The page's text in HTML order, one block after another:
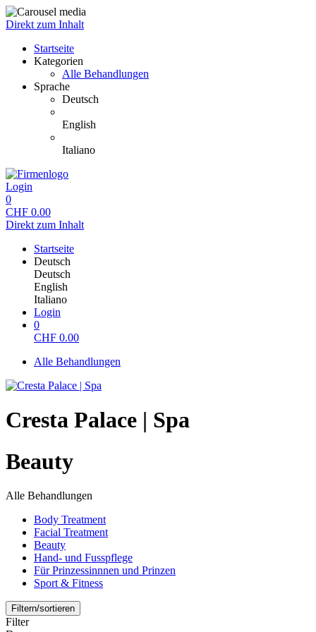
Direkt zum Inhalt
Startseite
Kategorien
Alle Behandlungen
Sprache
Deutsch
English
Italiano
Login
0
CHF 0.00
Direkt zum Inhalt
Startseite
Deutsch
Deutsch
English
Italiano
Login
0
CHF 0.00
Alle Behandlungen
Cresta Palace | Spa
Beauty
Alle Behandlungen
Body Treatment
Facial Treatment
Beauty
Hand- und Fusspflege
Für Prinzessinnnen und Prinzen
Sport & Fitness
Filtern/sortieren
Filter